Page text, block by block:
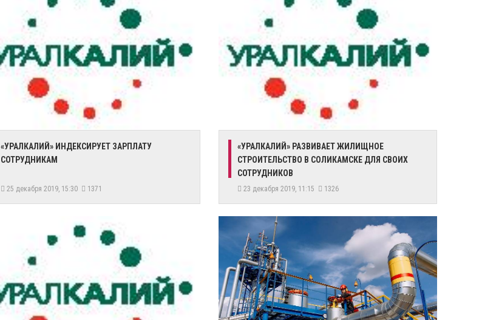
​«УРАЛКАЛИЙ» ИНДЕКСИРУЕТ ЗАРПЛАТУ
СОТРУДНИКАМ
25 декабря 2019, 15:30 1371
​«УРАЛКАЛИЙ» РАЗВИВАЕТ ЖИЛИЩНОЕ
СТРОИТЕЛЬСТВО В СОЛИКАМСКЕ ДЛЯ СВОИХ
СОТРУДНИКОВ
23 декабря 2019, 11:15 1326